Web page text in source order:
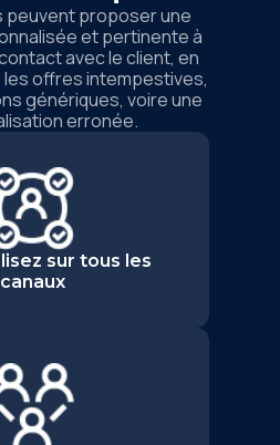
proposer une
et pertinente à
avec le client, en
les offres intempestives,
génériques, voire une
erronée.
sur tous les
canaux